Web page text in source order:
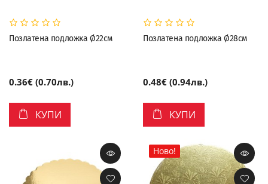
Позлатена подложка Ø22см
0.36€ (0.70лв.)
КУПИ
Позлатена подложка Ø28см
0.48€ (0.94лв.)
КУПИ
Ново!